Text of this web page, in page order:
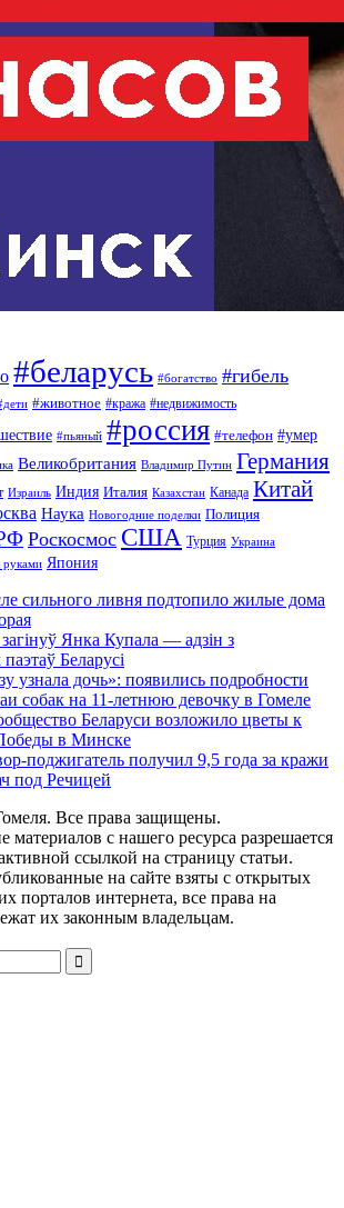
#беларусь #богатство #гибель
#животное #кража #недвижимость
#пьяный #россия #телефон #умер
Великобритания Владимир Путин Германия
Израиль Индия Италия Казахстан Канада Китай
Наука Новогодние поделки Полиция
Роскосмос США Турция Украина
руками Япония
сильного ливня подтопило жилые дома
Янка Купала — адзін з
Беларусі
узнала дочь»: появились подробности
собак на 11-летнюю девочку в Гомеле
Беларуси возложило цветы к
в Минске
поджигатель получил 9,5 года за кражи
под Речицей
Все права защищены.
с нашего ресурса разрешается
ссылкой на страницу статьи.
на сайте взяты с открытых
порталов интернета, все права на
их законным владельцам.